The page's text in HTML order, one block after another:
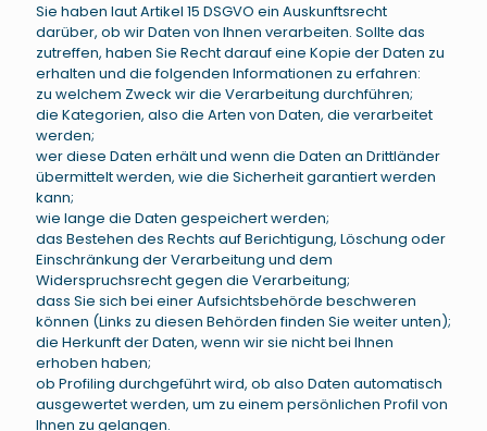
Sie haben laut Artikel 15 DSGVO ein Auskunftsrecht
darüber, ob wir Daten von Ihnen verarbeiten. Sollte das
zutreffen, haben Sie Recht darauf eine Kopie der Daten zu
erhalten und die folgenden Informationen zu erfahren:
zu welchem Zweck wir die Verarbeitung durchführen;
die Kategorien, also die Arten von Daten, die verarbeitet
werden;
wer diese Daten erhält und wenn die Daten an Drittländer
übermittelt werden, wie die Sicherheit garantiert werden
kann;
wie lange die Daten gespeichert werden;
das Bestehen des Rechts auf Berichtigung, Löschung oder
Einschränkung der Verarbeitung und dem
Widerspruchsrecht gegen die Verarbeitung;
dass Sie sich bei einer Aufsichtsbehörde beschweren
können (Links zu diesen Behörden finden Sie weiter unten);
die Herkunft der Daten, wenn wir sie nicht bei Ihnen
erhoben haben;
ob Profiling durchgeführt wird, ob also Daten automatisch
ausgewertet werden, um zu einem persönlichen Profil von
Ihnen zu gelangen.